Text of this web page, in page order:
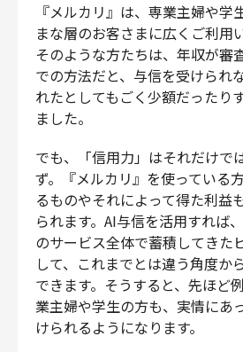
『メルカリ』は、専業主婦や学
まな層のお客さまに広くご利用
そのような方たちは、年収が審
での方法だと、与信を受けられ
れたとしてもごく少額だったり
ました。
でも、「信用力」はそれだけで
ず。『メルカリ』を使っている
るものやそれによって得た利益
られます。AI与信を活用すれば
のサービス全体で蓄積してきた
して、これまでとは違う角度か
できます。そうすると、先ほど
業主婦や学生の方も、実情にあ
けられるようになります。